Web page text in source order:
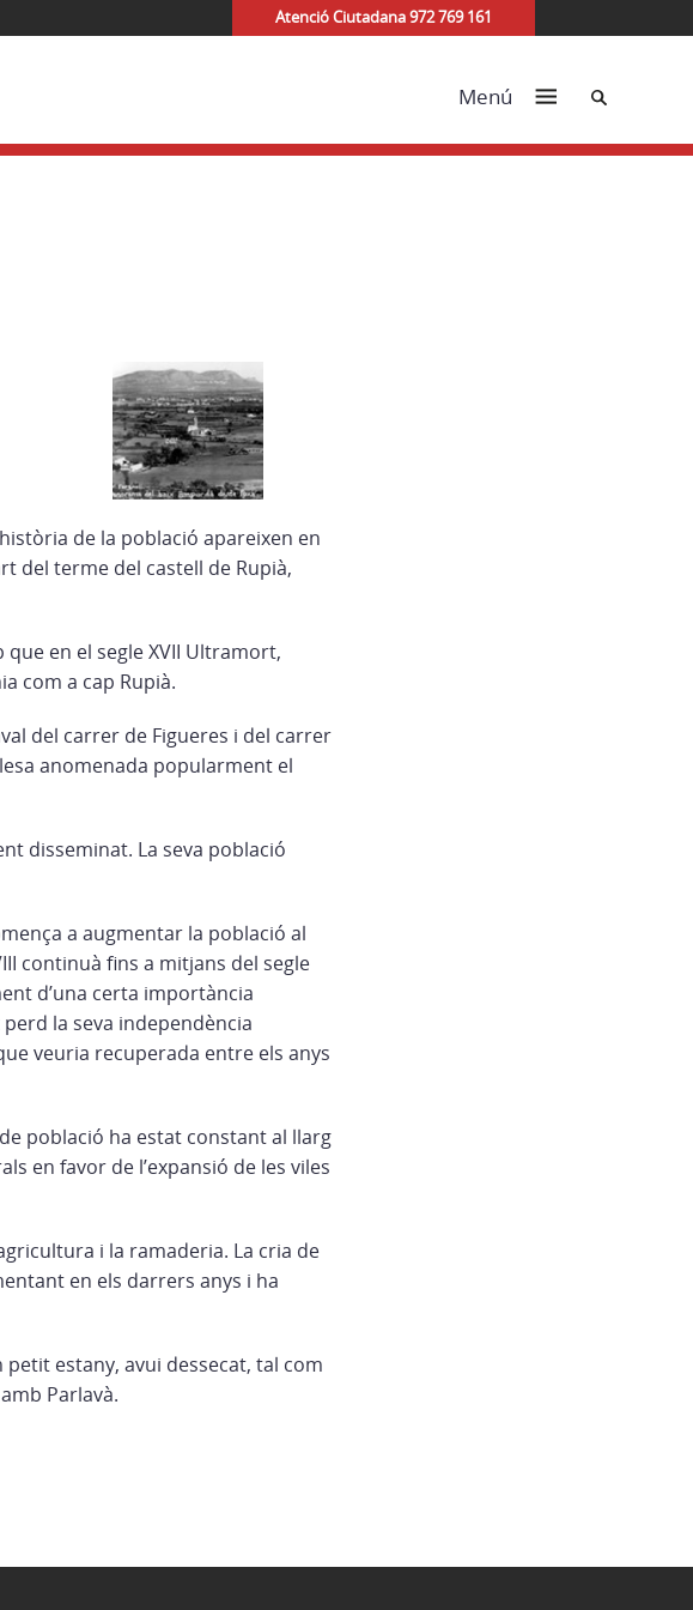
Atenció Ciutadana 972 769 161
Menú Cerca
de la població apareixen en
del terme del castell de Rupià,
en el segle XVII Ultramort,
com a cap Rupià.
del carrer de Figueres i del carrer
anomenada popularment el
disseminat. La seva població
a augmentar la població al
continuà fins a mitjans del segle
d’una certa importància
la seva independència
veuria recuperada entre els anys
població ha estat constant al llarg
en favor de l’expansió de les viles
i la ramaderia. La cria de
en els darrers anys i ha
estany, avui dessecat, tal com
Parlavà.